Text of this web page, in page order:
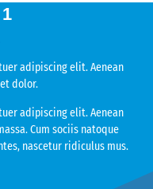
adipiscing elit. Aenean
dolor.
adipiscing elit. Aenean
Cum sociis natoque
nascetur ridiculus mus.